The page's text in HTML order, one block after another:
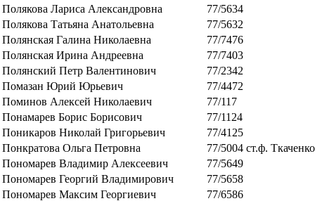
Полякова Лариса Александровна
77/5634
Полякова Татьяна Анатольевна
77/5632
Полянская Галина Николаевна
77/7476
Полянская Ирина Андреевна
77/7403
Полянский Петр Валентинович
77/2342
Помазан Юрий Юрьевич
77/4472
Поминов Алексей Николаевич
77/117
Понамарев Борис Борисович
77/1124
Поникаров Николай Григорьевич
77/4125
Понкратова Ольга Петровна
77/5004 ст.ф. Ткаченко
Пономарев Владимир Алексеевич
77/5649
Пономарев Георгий Владимирович
77/5658
Пономарев Максим Георгиевич
77/6586